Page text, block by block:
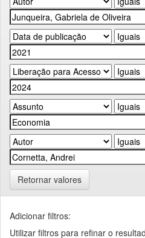
Retornar valores
Adicionar filtros:
Utilizar filtros para refinar o